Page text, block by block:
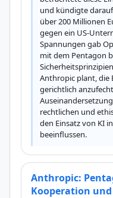
und kündigte
über 200 Millionen
gegen ein US-
Spannungen gab
mit dem Pentagon
Anthropic plant, die
gerichtlich
rechtlichen und
den Einsatz von KI
beeinflussen.
Anthropic:
Kooperation